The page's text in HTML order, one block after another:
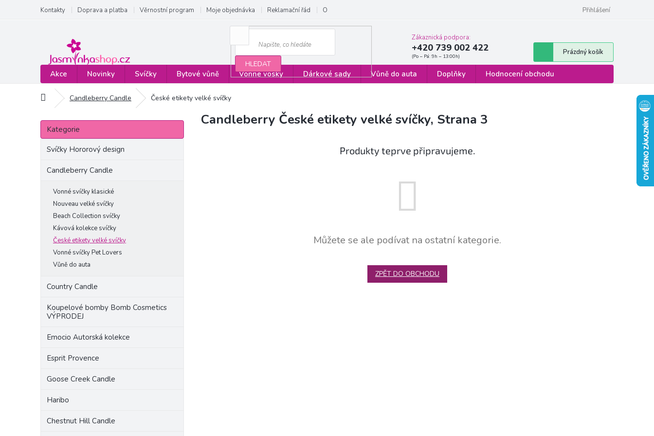
obsah
Kontakty Doprava a platba Věrnostní program Moje objednávka Reklamační řád Obchodní podmínky Formulář pro odstoupení od smlouvy
Přihlášení
HLEDAT
Zákaznická podpora:
+420 739 002 422
Nákupní
košík
Prázdný košík
Akce Novinky Svíčky Bytové vůně Vonné vosky Dárkové sady Vůně do auta Doplňky Hodnocení obchodu
Domů Candleberry Candle České etikety velké svíčky
P
s
Přeskočit
kategorie
Kategorie
Svíčky Hororový design
Candleberry Candle
Vonné svíčky klasické
Nouveau velké svíčky
Beach Collection svíčky
Kávová kolekce svíčky
České etikety velké svíčky
Vonné svíčky Pet Lovers
Vůně do auta
Country Candle
Koupelové bomby Bomb Cosmetics
VÝPRODEJ
Emocio Autorská kolekce
Esprit Provence
Goose Creek Candle
Haribo
Chestnut Hill Candle
Candleberry České etikety velké svíčky, Strana 3
Produkty teprve připravujeme.
Můžete se ale podívat na ostatní kategorie.
ZPĚT DO OBCHODU